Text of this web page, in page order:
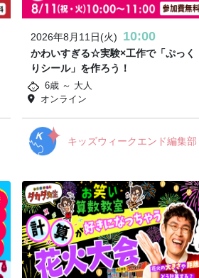
2026年8月11日(火) 10:00
かわいすぎる☆実験×工作で「ぷっく
りシール」を作ろう！
6歳 ～ 大人
オンライン
キッズウィークエンド編集部